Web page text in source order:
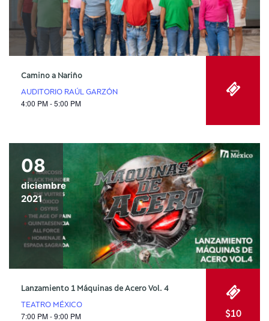
Camino a Nariño
AUDITORIO RAÚL GARZÓN
4:00 PM - 5:00 PM
08
diciembre
2021
Lanzamiento 1 Máquinas de Acero Vol. 4
TEATRO MÉXICO
7:00 PM - 9:00 PM $10